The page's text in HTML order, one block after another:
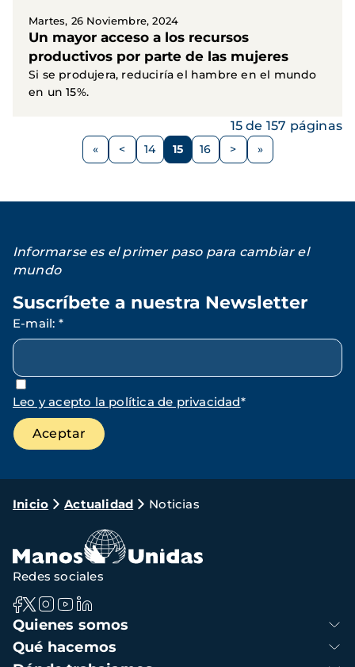
Martes, 26 Noviembre, 2024
Un mayor acceso a los recursos
productivos por parte de las mujeres
Si se produjera, reduciría el hambre en el mundo
en un 15%.
Paginación
Página
< Página
14 Página
15 Página
16
Siguiente
>
15 de 157 páginas
Informarse es el primer paso para cambiar el
mundo
Suscríbete a nuestra Newsletter
E-mail: *
Leo y acepto la política de privacidad*
Ruta
navegación
Inicio Actualidad Noticias
Navegación
principal
Quienes somos
Qué hacemos
Redes sociales